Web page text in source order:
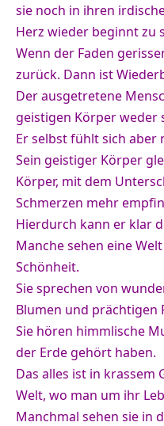
sie noch in ihren
Herz wieder beginnt zu
Wenn der Faden
zurück. Dann ist
Der ausgetretene
geistigen Körper weder
Er selbst fühlt sich aber
Sein geistiger Körper
Körper, mit dem
Schmerzen mehr
Hierdurch kann er klar
Manche sehen eine
Schönheit.
Sie sprechen von
Blumen und prächtigen
Sie hören himmlische
der Erde gehört haben.
Das alles ist in krassem
Welt, wo man um ihr
Manchmal sehen sie in